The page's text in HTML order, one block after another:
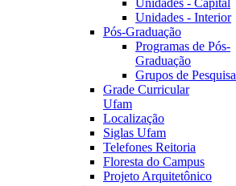
Unidades - Capital
Unidades - Interior
Pós-Graduação
Programas de Pós-
Graduação
Grupos de Pesquisa
Grade Curricular
Ufam
Localização
Siglas Ufam
Telefones Reitoria
Floresta do Campus
Projeto Arquitetônico